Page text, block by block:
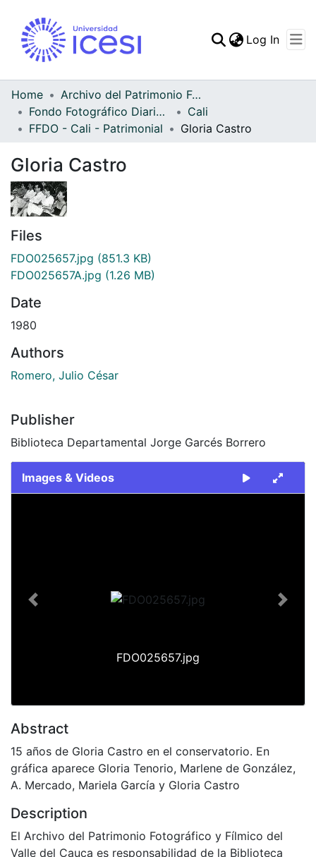
Statistics
Log In
Home
Archivo del Patrimonio Fotográfico y Fílmico del Valle del Cauca
Fondo Fotográfico Diario Occidente
Cali
FFDO - Cali - Patrimonial
Gloria Castro
Gloria Castro
Files
FDO025657.jpg (851.3 KB)
FDO025657A.jpg (1.26 MB)
Date
1980
Authors
Romero, Julio César
Publisher
Biblioteca Departamental Jorge Garcés Borrero
Images & Videos
FDO025657.jpg
Previous Next
Abstract
15 años de Gloria Castro en el conservatorio. En
gráfica aparece Gloria Tenorio, Marlene de González,
A. Mercado, Mariela García y Gloria Castro
Description
El Archivo del Patrimonio Fotográfico y Fílmico del
Valle del Cauca es responsabilidad de la Biblioteca